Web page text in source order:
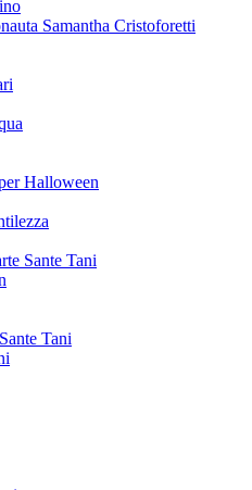
Samantha Cristoforetti
Halloween
Sante Tani
Tani